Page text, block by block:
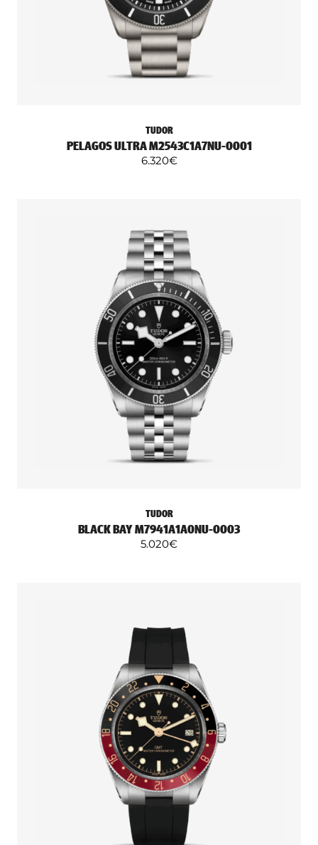
TUDOR
PELAGOS ULTRA M2543C1A7NU-0001
6.320€
TUDOR
BLACK BAY M7941A1A0NU-0003
5.020€